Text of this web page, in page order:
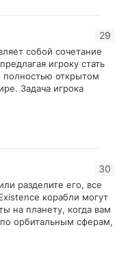
29
собой сочетание
игроку стать
открытом
Задача игрока
30
разделите его, все
корабли могут
на планету, когда вам
орбитальным сферам,